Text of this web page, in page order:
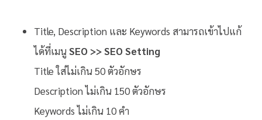
Title, Description และ Keywords สามารถเข้าไปแก้
ได้ที่เมนู SEO >> SEO Setting
Title ใส่ไม่เกิน 50 ตัวอักษร
Description ไม่เกิน 150 ตัวอักษร
Keywords ไม่เกิน 10 คำ